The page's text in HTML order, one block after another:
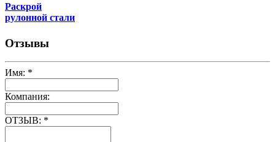
Раскрой
рулонной стали
Отзывы
Имя: *
Компания:
ОТЗЫВ: *